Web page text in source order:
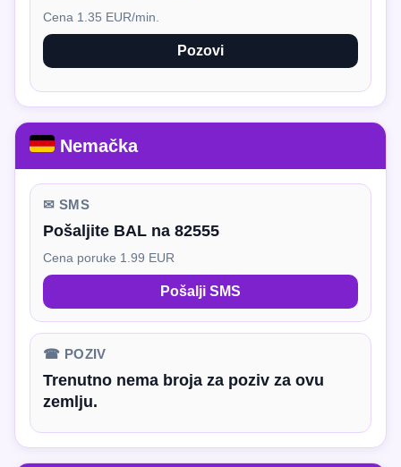
Cena 1.35 EUR/min.
Pozovi
Nemačka
✉ SMS
Pošaljite BAL na 82555
Cena poruke 1.99 EUR
Pošalji SMS
☎ POZIV
Trenutno nema broja za poziv za ovu
zemlju.